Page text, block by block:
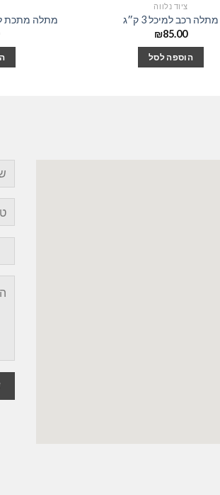
ציוד נלווה
מתלה רכב למיכל 3 ק״ג
₪85.00
הוספה לסל
מתלה מתכת